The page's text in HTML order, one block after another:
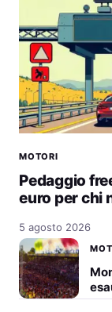
MOTORI
Pedaggio
euro per chi
5 agosto 2026